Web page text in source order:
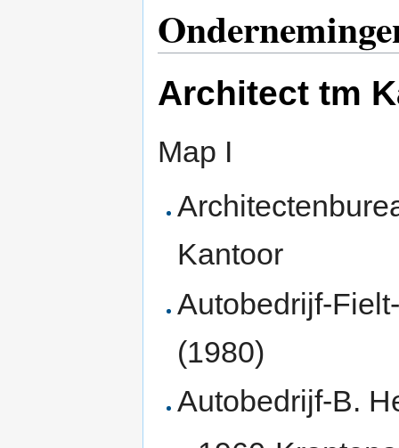
Architect tm
Map I
Kantoor
Autobedrijf-
(1980)
Autobedrijf-B.